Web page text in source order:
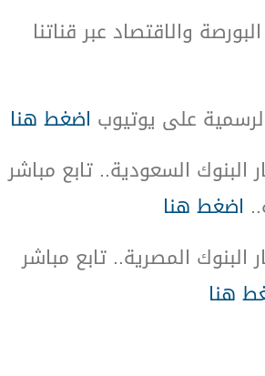
والاقتصاد عبر قناتنا
الرسمية على يوتيوب اضغط هنا
البنوك السعودية.. تابع مباشر
.. اضغط هنا
البنوك المصرية.. تابع مباشر
هنا